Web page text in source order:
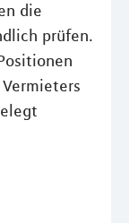
die
prüfen.